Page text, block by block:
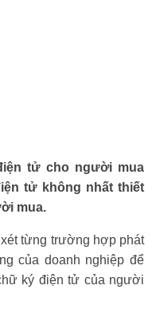
tử cho người mua
tử không nhất thiết
mua.
từng trường hợp phát
của doanh nghiệp để
ký điện tử của người